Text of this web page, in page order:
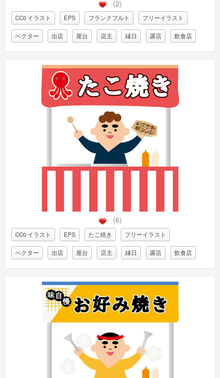
(2)
CC0 イラスト EPS フランクフルト フリーイラスト
ベクター 出店 屋台 店主 縁日 露店 飲食店
(6)
CC0 イラスト EPS たこ焼き フリーイラスト
ベクター 出店 屋台 店主 縁日 露店 飲食店